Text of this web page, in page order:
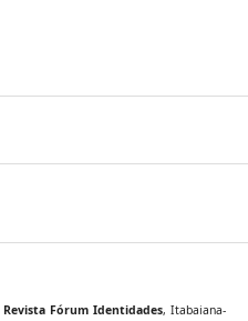
Revista Fórum Identidades, Itabaiana-